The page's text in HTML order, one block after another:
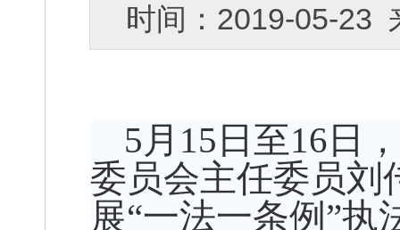
时间：2019-05-
5月15日至16日
委员会主任委员刘
展“一法一条例”